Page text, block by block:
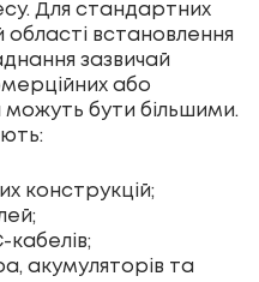
Для стандартних
області встановлення
зазвичай
або
бути більшими.
конструкцій;
кабелів;
акумуляторів та